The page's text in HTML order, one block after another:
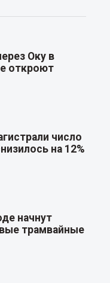
Оку в
откроют
число
на 12%
начнут
трамвайные